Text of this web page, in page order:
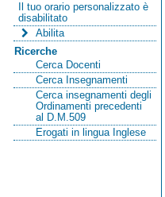
Il tuo orario personalizzato è
disabilitato
Abilita
Ricerche
Cerca Docenti
Cerca Insegnamenti
Cerca insegnamenti degli
Ordinamenti precedenti
al D.M.509
Erogati in lingua Inglese